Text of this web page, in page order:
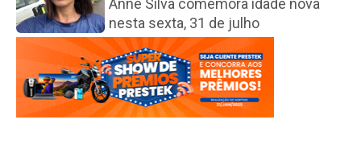
Anne Silva comemora idade nova
nesta sexta, 31 de julho